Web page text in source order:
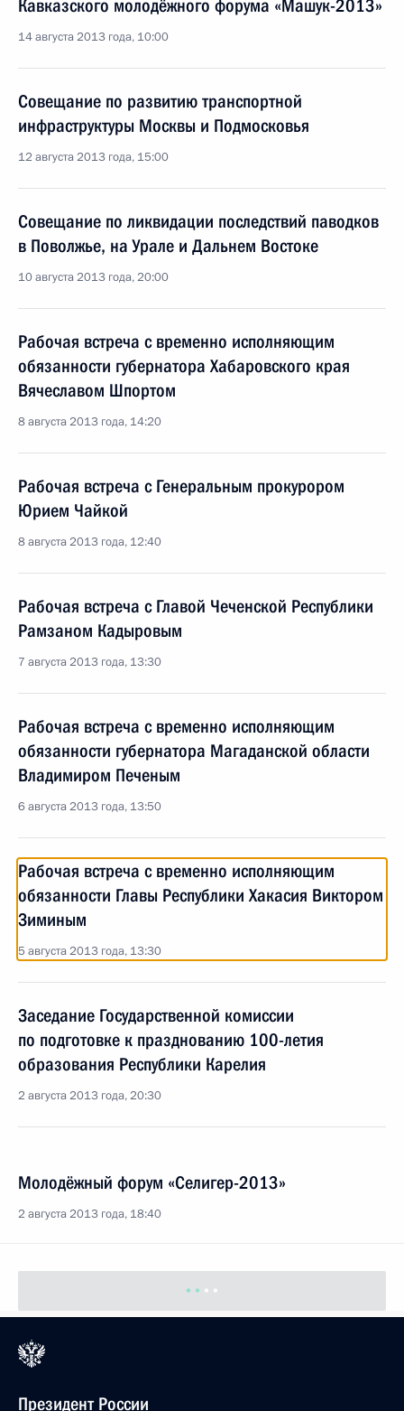
Кавказского молодёжного форума «Машук-2013»
14 августа 2013 года, 10:00
Совещание по развитию транспортной
инфраструктуры Москвы и Подмосковья
12 августа 2013 года, 15:00
Совещание по ликвидации последствий паводков
в Поволжье, на Урале и Дальнем Востоке
10 августа 2013 года, 20:00
Рабочая встреча с временно исполняющим
обязанности губернатора Хабаровского края
Вячеславом Шпортом
8 августа 2013 года, 14:20
Рабочая встреча с Генеральным прокурором
Юрием Чайкой
8 августа 2013 года, 12:40
Рабочая встреча с Главой Чеченской Республики
Рамзаном Кадыровым
7 августа 2013 года, 13:30
Рабочая встреча с временно исполняющим
обязанности губернатора Магаданской области
Владимиром Печеным
6 августа 2013 года, 13:50
Рабочая встреча с временно исполняющим
обязанности Главы Республики Хакасия Виктором
Зиминым
5 августа 2013 года, 13:30
Заседание Государственной комиссии
по подготовке к празднованию 100-летия
образования Республики Карелия
2 августа 2013 года, 20:30
Молодёжный форум «Селигер-2013»
2 августа 2013 года, 18:40
Президент России